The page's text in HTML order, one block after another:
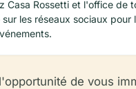
Casa Rossetti et l'office de
sur les réseaux sociaux pour
de vous